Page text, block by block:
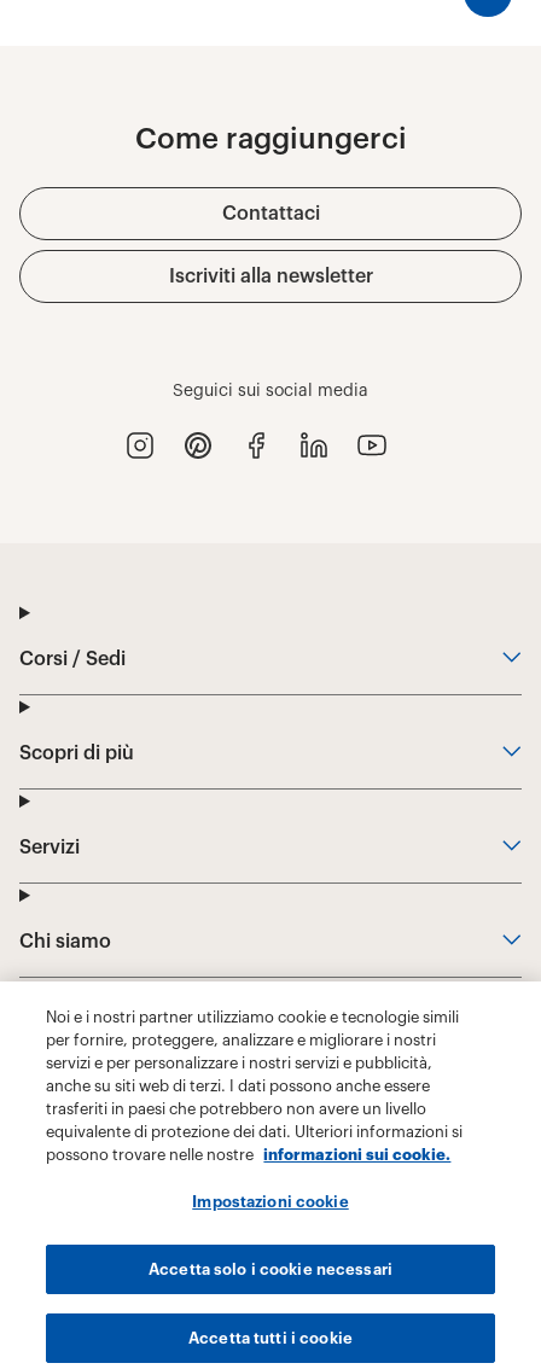
Noi e i nostri partner utilizziamo cookie e tecnologie simili
per fornire, proteggere, analizzare e migliorare i nostri
servizi e per personalizzare i nostri servizi e pubblicità,
anche su siti web di terzi. I dati possono anche essere
trasferiti in paesi che potrebbero non avere un livello
equivalente di protezione dei dati. Ulteriori informazioni si
possono trovare nelle nostre
informazioni sui cookie.
Impostazioni cookie
Accetta solo i cookie necessari
Accetta tutti i cookie